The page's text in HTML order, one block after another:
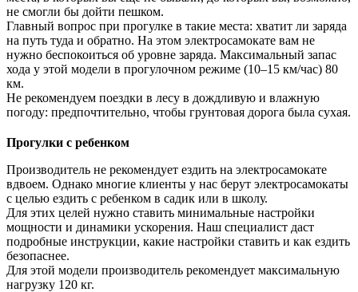
не смогли бы дойти пешком.
Главный вопрос при прогулке в такие места: хватит ли заряда
на путь туда и обратно. На этом электросамокате вам не
нужно беспокоиться об уровне заряда. Максимальный запас
хода у этой модели в прогулочном режиме (10–15 км/час) 80
км.
Не рекомендуем поездки в лесу в дождливую и влажную
погоду: предпочтительно, чтобы грунтовая дорога была сухая.
Прогулки с ребенком
Производитель не рекомендует ездить на электросамокате
вдвоем. Однако многие клиенты у нас берут электросамокаты
с целью ездить с ребенком в садик или в школу.
Для этих целей нужно ставить минимальные настройки
мощности и динамики ускорения. Наш специалист даст
подробные инструкции, какие настройки ставить и как ездить
безопаснее.
Для этой модели производитель рекомендует максимальную
нагрузку 120 кг.